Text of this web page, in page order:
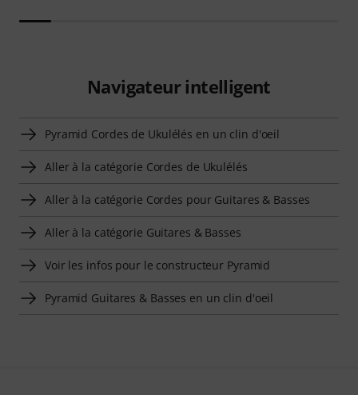
Navigateur intelligent
Pyramid Cordes de Ukulélés en un clin d'oeil
Aller à la catégorie Cordes de Ukulélés
Aller à la catégorie Cordes pour Guitares & Basses
Aller à la catégorie Guitares & Basses
Voir les infos pour le constructeur Pyramid
Pyramid Guitares & Basses en un clin d'oeil